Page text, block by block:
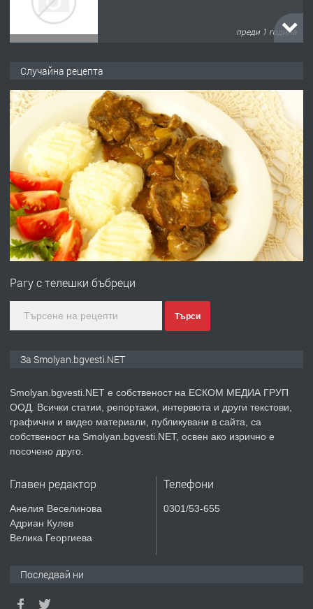
преди 1 година
преди 2 години
ПРЕДЛАГА
УДЪЛЖАВАНЕ НА ЧОВЕШКИЯТ
ЖИВОТ И ПОДОБРЯВАНЕ НА
НЕГОВОТО КАЧЕСТВО
преди 2 години
ПРЕДЛАГА Имот в Северна Гърция, до Кавала
преди 2 години
ПРЕДЛАГА КЪЩА В МАРОНЯ
ТЪРСИ
Случайна рецепта
Рагу с телешки бъбреци
Търси
За Smolyan.bgvesti.NET
Smolyan.bgvesti.NET е собственост на ЕСКОМ МЕДИА ГРУП
ООД. Всички статии, репортажи, интервюта и други текстови,
графични и видео материали, публикувани в сайта, са
собственост на Smolyan.bgvesti.NET, освен ако изрично е
посочено друго.
Главен редактор
Анелия Веселинова
Адриан Кулев
Велика Георгиева
Телефони
0301/53-655
Последвай ни